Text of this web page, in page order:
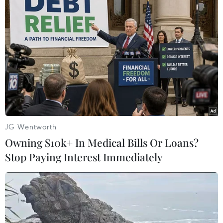
#AstraZeneca #dược phẩm sinh học
#Thuốc ung thư
#ung thư phổi
#Doanh thu Anh
Theo dõi VietnamPlus
TIN LIÊN QUAN
JG Wentworth
Owning $10k+ In Medical Bills Or Loans?
Stop Paying Interest Immediately